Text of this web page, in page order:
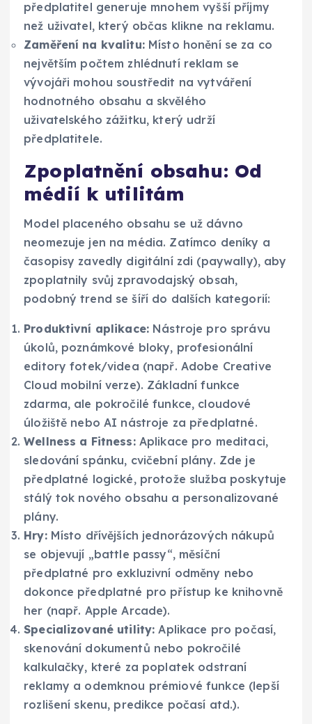
předplatitel generuje mnohem vyšší příjmy
než uživatel, který občas klikne na reklamu.
Zaměření na kvalitu:Místo honění se za co
největším počtem zhlédnutí reklam se
vývojáři mohou soustředit na vytváření
hodnotného obsahu a skvělého
uživatelského zážitku, který udrží
předplatitele.
Zpoplatnění obsahu: Od
médií k utilitám
Model placeného obsahu se už dávno
neomezuje jen na média. Zatímco deníky a
časopisy zavedly digitální zdi (paywally), aby
zpoplatnily svůj zpravodajský obsah,
podobný trend se šíří do dalších kategorií:
Produktivní aplikace: Nástroje pro správu
úkolů, poznámkové bloky, profesionální
editory fotek/videa (např. Adobe Creative
Cloud mobilní verze). Základní funkce
zdarma, ale pokročilé funkce, cloudové
úložiště nebo AI nástroje za předplatné.
Wellness a Fitness:Aplikace pro meditaci,
sledování spánku, cvičební plány. Zde je
předplatné logické, protože služba poskytuje
stálý tok nového obsahu a personalizované
plány.
Hry:Místo dřívějších jednorázových nákupů
se objevují „battle passy“, měsíční
předplatné pro exkluzivní odměny nebo
dokonce předplatné pro přístup ke knihovně
her (např. Apple Arcade).
Specializované utility: Aplikace pro počasí,
skenování dokumentů nebo pokročilé
kalkulačky, které za poplatek odstraní
reklamy a odemknou prémiové funkce (lepší
rozlišení skenu, predikce počasí atd.).